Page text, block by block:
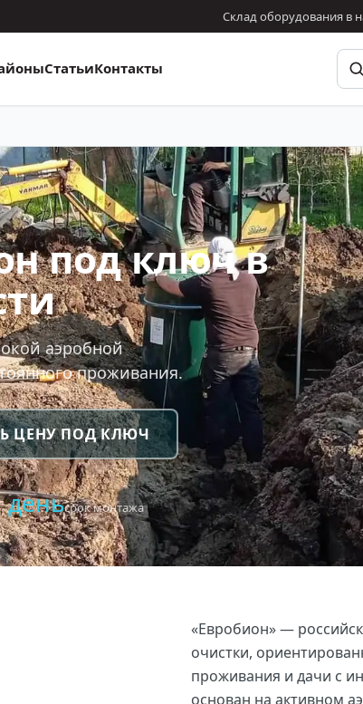
Склад оборудования в
СтатьиКонтакты
под ключ в
аэробной
проживания.
ЦЕНУ ПОД КЛЮЧ
деньсрок монтажа
«Евробион» —
очистки,
проживания и дачи с
основан на активном